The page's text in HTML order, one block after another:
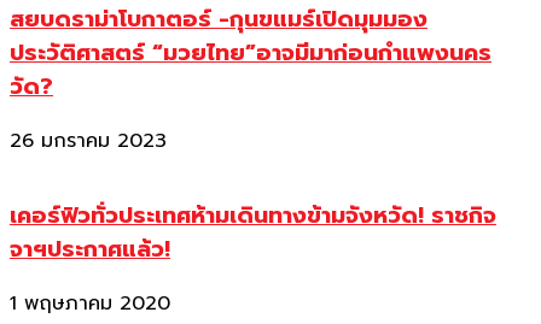
สยบดราม่าโบกาตอร์ -กุนขแมร์เปิดมุมมอง
ประวัติศาสตร์ “มวยไทย”อาจมีมาก่อนกำแพงนคร
วัด?
26 มกราคม 2023
เคอร์ฟิวทั่วประเทศห้ามเดินทางข้ามจังหวัด! ราชกิจ
จาฯประกาศแล้ว!
1 พฤษภาคม 2020